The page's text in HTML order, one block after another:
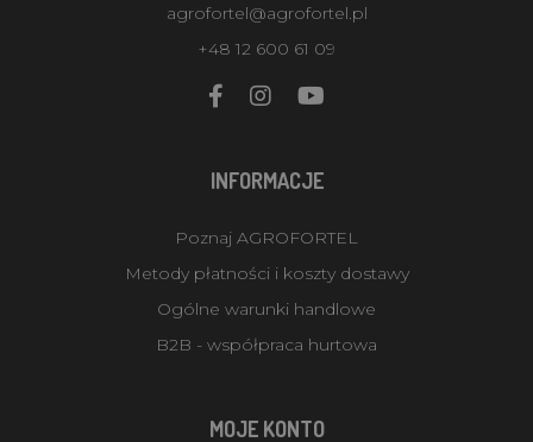
agrofortel@agrofortel.pl
+48 12 600 61 09
INFORMACJE
Poznaj AGROFORTEL
Metody płatności i koszty dostawy
Ogólne warunki handlowe
B2B - współpraca hurtowa
MOJE KONTO